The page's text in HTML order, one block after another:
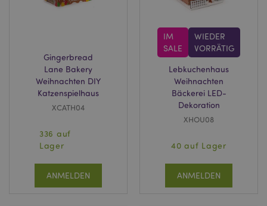
Gingerbread
Lane Bakery
Weihnachten DIY
Katzenspielhaus
XCATH04
336 auf
Lager
ANMELDEN
IM
SALE
WIEDER
VORRÄTIG
Lebkuchenhaus
Weihnachten
Bäckerei LED-
Dekoration
XHOU08
40 auf Lager
ANMELDEN